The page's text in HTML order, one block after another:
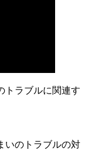
トラブルに関連す
いのトラブルの対